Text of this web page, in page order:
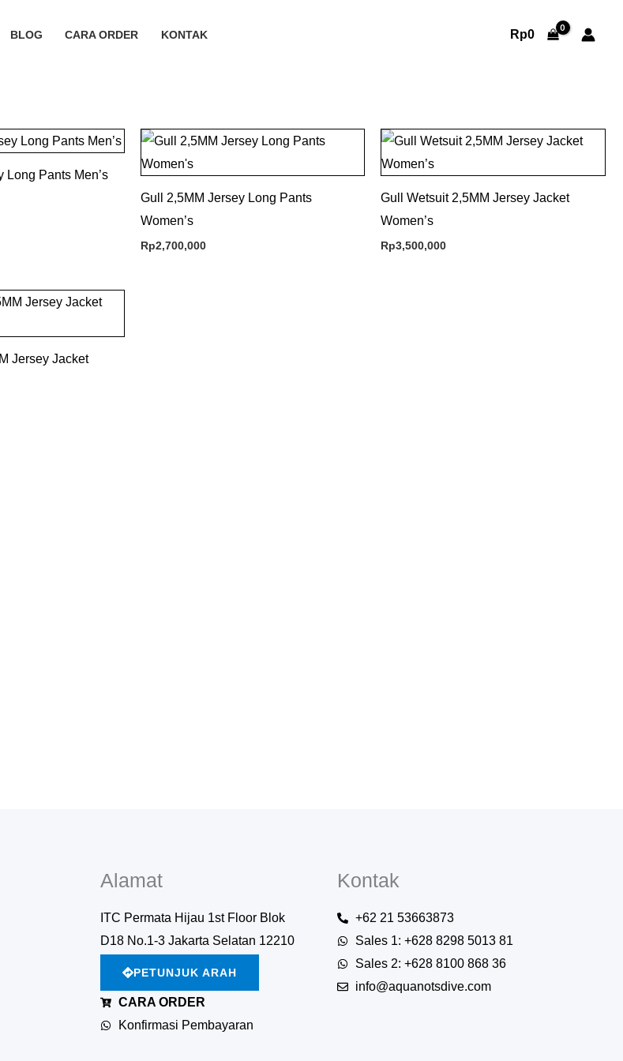
BLOG CARA ORDER KONTAK Rp0
Long Pants Men’s
Gull 2,5MM Jersey Long Pants
Women’s
Rp2,700,000
Gull Wetsuit 2,5MM Jersey Jacket
Women’s
Rp3,500,000
Jersey Jacket
Alamat
ITC Permata Hijau 1st Floor Blok
D18 No.1-3 Jakarta Selatan 12210
PETUNJUK ARAH
CARA ORDER
Konfirmasi Pembayaran
Kontak
+62 21 53663873
Sales 1: +628 8298 5013 81
Sales 2: +628 8100 868 36
info@aquanotsdive.com